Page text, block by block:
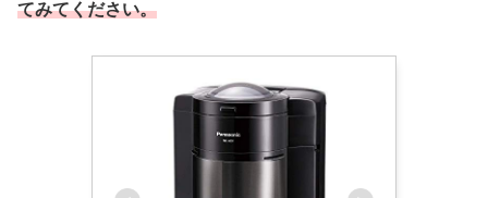
てみてください。